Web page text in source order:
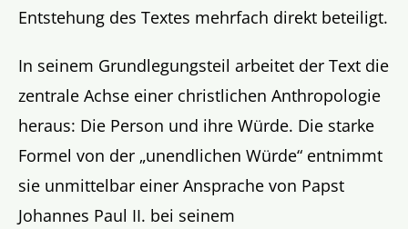
Entstehung des Textes mehrfach direkt beteiligt.
In seinem Grundlegungsteil arbeitet der Text die
zentrale Achse einer christlichen Anthropologie
heraus: Die Person und ihre Würde. Die starke
Formel von der „unendlichen Würde“ entnimmt
sie unmittelbar einer Ansprache von Papst
Johannes Paul II. bei seinem